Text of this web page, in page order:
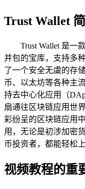
Trust Wallet
Trust Wallet 是一
并包的宝库，支持多
了一个安全无虞的存
币、以太坊等各种主
持去中心化应用（
扇通往区块链应用世
彩纷呈的区块链应用
用，无论是初涉加密
币投资者，都能轻松
视频教程的重